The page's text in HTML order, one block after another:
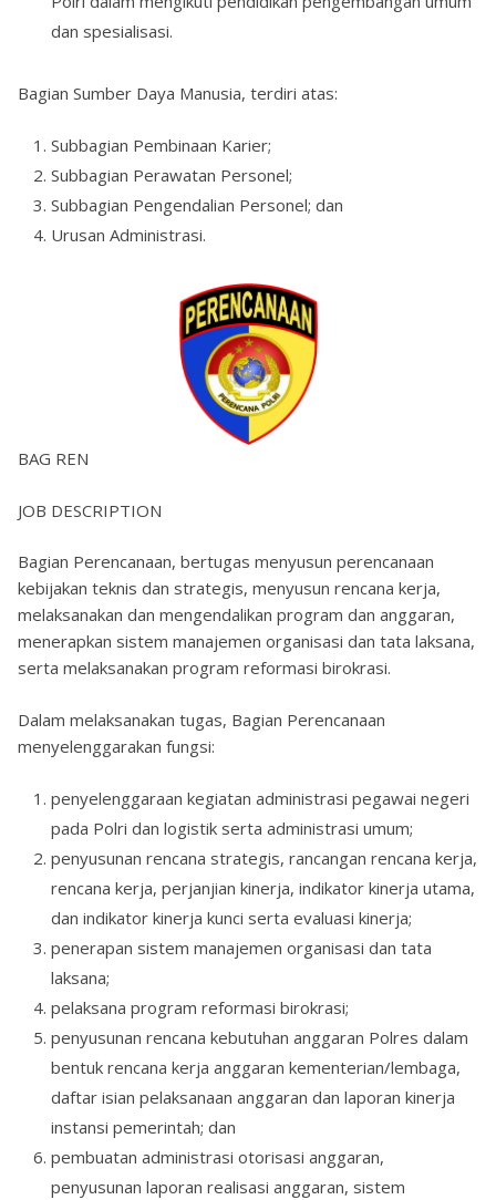
dan spesialisasi.
Bagian Sumber Daya Manusia, terdiri atas:
Subbagian Pembinaan Karier;
Subbagian Perawatan Personel;
Subbagian Pengendalian Personel; dan
Urusan Administrasi.
BAG REN
JOB DESCRIPTION
Bagian Perencanaan, bertugas menyusun perencanaan
kebijakan teknis dan strategis, menyusun rencana kerja,
melaksanakan dan mengendalikan program dan anggaran,
menerapkan sistem manajemen organisasi dan tata laksana,
serta melaksanakan program reformasi birokrasi.
Dalam melaksanakan tugas, Bagian Perencanaan
menyelenggarakan fungsi:
penyelenggaraan kegiatan administrasi pegawai negeri
pada Polri dan logistik serta administrasi umum;
penyusunan rencana strategis, rancangan rencana kerja,
rencana kerja, perjanjian kinerja, indikator kinerja utama,
dan indikator kinerja kunci serta evaluasi kinerja;
penerapan sistem manajemen organisasi dan tata
laksana;
pelaksana program reformasi birokrasi;
penyusunan rencana kebutuhan anggaran Polres dalam
bentuk rencana kerja anggaran kementerian/lembaga,
daftar isian pelaksanaan anggaran dan laporan kinerja
instansi pemerintah; dan
pembuatan administrasi otorisasi anggaran,
penyusunan laporan realisasi anggaran, sistem